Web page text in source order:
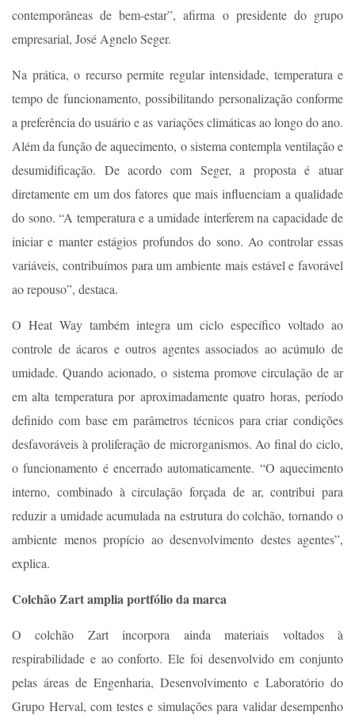
contemporâneas de bem-estar”, afirma o presidente do grupo
empresarial, José Agnelo Seger.
Na prática, o recurso permite regular intensidade, temperatura e
tempo de funcionamento, possibilitando personalização conforme
a preferência do usuário e as variações climáticas ao longo do ano.
Além da função de aquecimento, o sistema contempla ventilação e
desumidificação. De acordo com Seger, a proposta é atuar
diretamente em um dos fatores que mais influenciam a qualidade
do sono. “A temperatura e a umidade interferem na capacidade de
iniciar e manter estágios profundos do sono. Ao controlar essas
variáveis, contribuímos para um ambiente mais estável e favorável
ao repouso”, destaca.
O Heat Way também integra um ciclo específico voltado ao
controle de ácaros e outros agentes associados ao acúmulo de
umidade. Quando acionado, o sistema promove circulação de ar
em alta temperatura por aproximadamente quatro horas, período
definido com base em parâmetros técnicos para criar condições
desfavoráveis à proliferação de microrganismos. Ao final do ciclo,
o funcionamento é encerrado automaticamente. “O aquecimento
interno, combinado à circulação forçada de ar, contribui para
reduzir a umidade acumulada na estrutura do colchão, tornando o
ambiente menos propício ao desenvolvimento destes agentes”,
explica.
Colchão Zart amplia portfólio da marca
O colchão Zart incorpora ainda materiais voltados à
respirabilidade e ao conforto. Ele foi desenvolvido em conjunto
pelas áreas de Engenharia, Desenvolvimento e Laboratório do
Grupo Herval, com testes e simulações para validar desempenho